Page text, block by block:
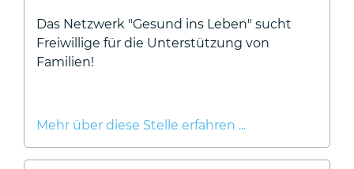
Das Netzwerk "Gesund ins Leben" sucht
Freiwillige für die Unterstützung von
Familien!
Mehr über diese Stelle erfahren ...